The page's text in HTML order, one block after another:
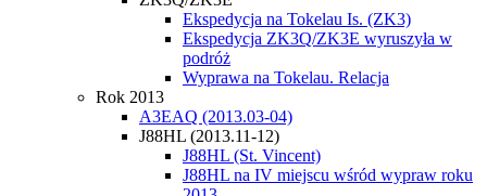
Ekspedycja na Tokelau Is. (ZK3)
Ekspedycja ZK3Q/ZK3E wyruszyła w
podróż
Wyprawa na Tokelau. Relacja
Rok 2013
A3EAQ (2013.03-04)
J88HL (2013.11-12)
J88HL (St. Vincent)
J88HL na IV miejscu wśród wypraw roku